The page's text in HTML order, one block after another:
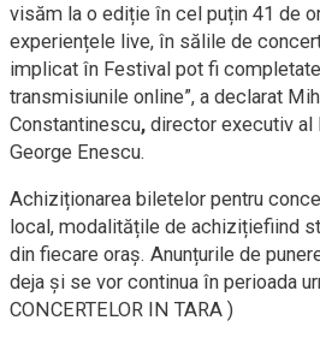
visăm la o ediție în cel puțin 41 de
experiențele live, în sălile de
implicat în Festival pot fi
transmisiunile online”, a declarat
Constantinescu, director executiv al
George Enescu.
Achiziționarea biletelor pentru
local, modalitățile de achizițiefiind
din fiecare oraș. Anunțurile de
deja și se vor continua în perioada
CONCERTELOR IN TARA )